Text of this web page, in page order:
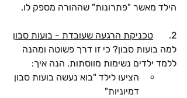
הילד מאשר "פתרונות" שההורה מספק לו.
2.
טכניקת הרגעה שעובדת - בועות סבון
למה בועות סבון? כי זו דרך פשוטה ומהנה
ללמד ילדים נשימות מווסתות. הנה איך:
הציעו לילד "בוא נעשה בועות סבון
דמיוניות"